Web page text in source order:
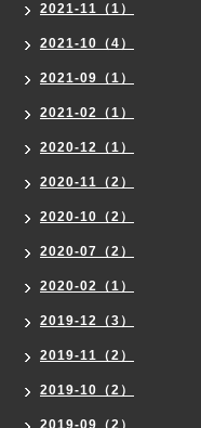
2021-11（1）
2021-10（4）
2021-09（1）
2021-02（1）
2020-12（1）
2020-11（2）
2020-10（2）
2020-07（2）
2020-02（1）
2019-12（3）
2019-11（2）
2019-10（2）